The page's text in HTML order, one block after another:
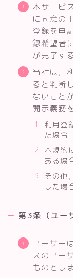
本サービ
に同意の
登録を申
録希望者
が完了す
当社は，
ると判断
ないこと
開示義務
利用登
た場合
本規約
ある場
その他
した場
第3条（ユー
ユーザー
スのユー
ものとし